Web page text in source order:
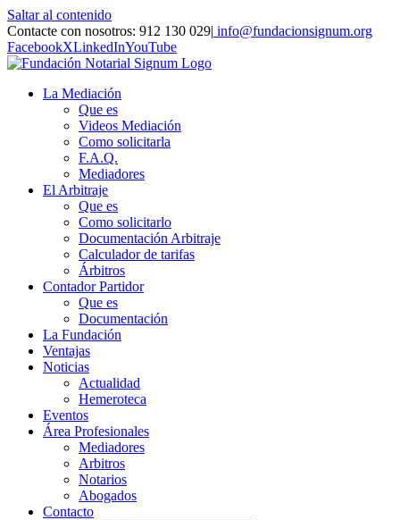
Saltar al contenido
Contacte con nosotros: 912 130 029| info@fundacionsignum.org
FacebookXLinkedInYouTube
La Mediación
Que es
Videos Mediación
Como solicitarla
F.A.Q.
Mediadores
El Arbitraje
Que es
Como solicitarlo
Documentación Arbitraje
Calculador de tarifas
Árbitros
Contador Partidor
Que es
Documentación
La Fundación
Ventajas
Noticias
Actualidad
Hemeroteca
Eventos
Área Profesionales
Mediadores
Arbitros
Notarios
Abogados
Contacto